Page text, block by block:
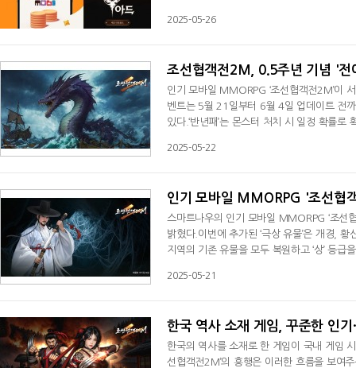
인 포인트)를 증정한다.사전예약 어플리케
2025-05-26
조선협객전2M, 0.5주년 기념 '전
인기 모바일 MMORPG ‘조선협객전2M’이
벤트는 5월 21일부터 6월 4일 업데이트 전
있다.‘반년패’는 몬스터 처치 시 일정 확률
체크 시 50개, 패키지를 구매할 때마다 추가
2025-05-22
인기 모바일 MMORPG '조선협
스마트나우의 인기 모바일 MMORPG ‘조선
밝혔다.이번에 추가된 ‘극상 유물’은 개경,
지역의 기존 유물을 모두 복원하고 ‘상’ 등급
계 기준으로 ‘극상 정제수’는 1개, 만능 및
2025-05-21
한국 역사 소재 게임, 꾸준한 인
한국의 역사를 소재로 한 게임이 국내 게임
선협객전2M’의 흥행은 이러한 흐름을 보여